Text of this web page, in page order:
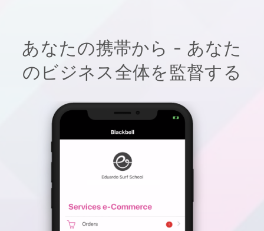
あなたの携帯から - あなた
のビジネス全体を監督する